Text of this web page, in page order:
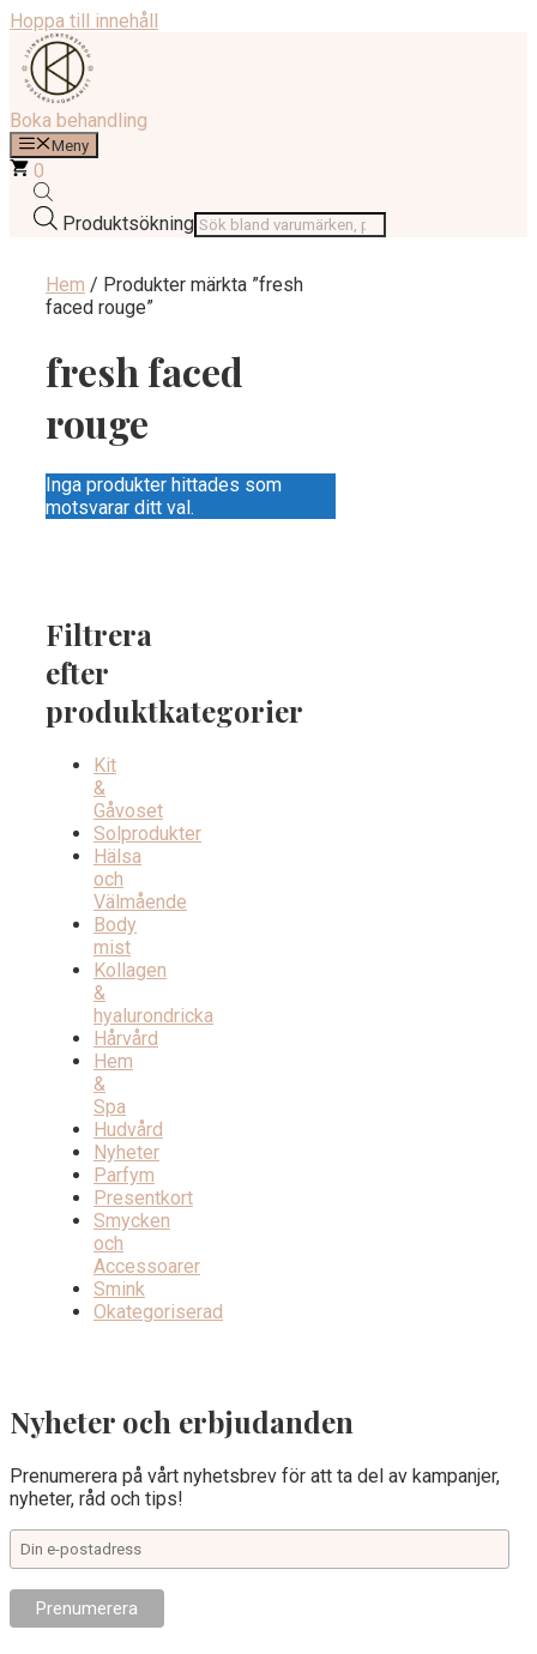
Hoppa till innehåll
Boka behandling
Meny
0
Produktsökning
Hem / Produkter märkta ”fresh
faced rouge”
fresh faced
rouge
Inga produkter hittades som
motsvarar ditt val.
Filtrera
efter
produktkategorier
Kit
&
Gåvoset
Solprodukter
Hälsa
och
Välmående
Body
mist
Kollagen
&
hyalurondricka
Hårvård
Hem
&
Spa
Hudvård
Nyheter
Parfym
Presentkort
Smycken
och
Accessoarer
Smink
Okategoriserad
Nyheter och erbjudanden
Prenumerera på vårt nyhetsbrev för att ta del av kampanjer,
nyheter, råd och tips!